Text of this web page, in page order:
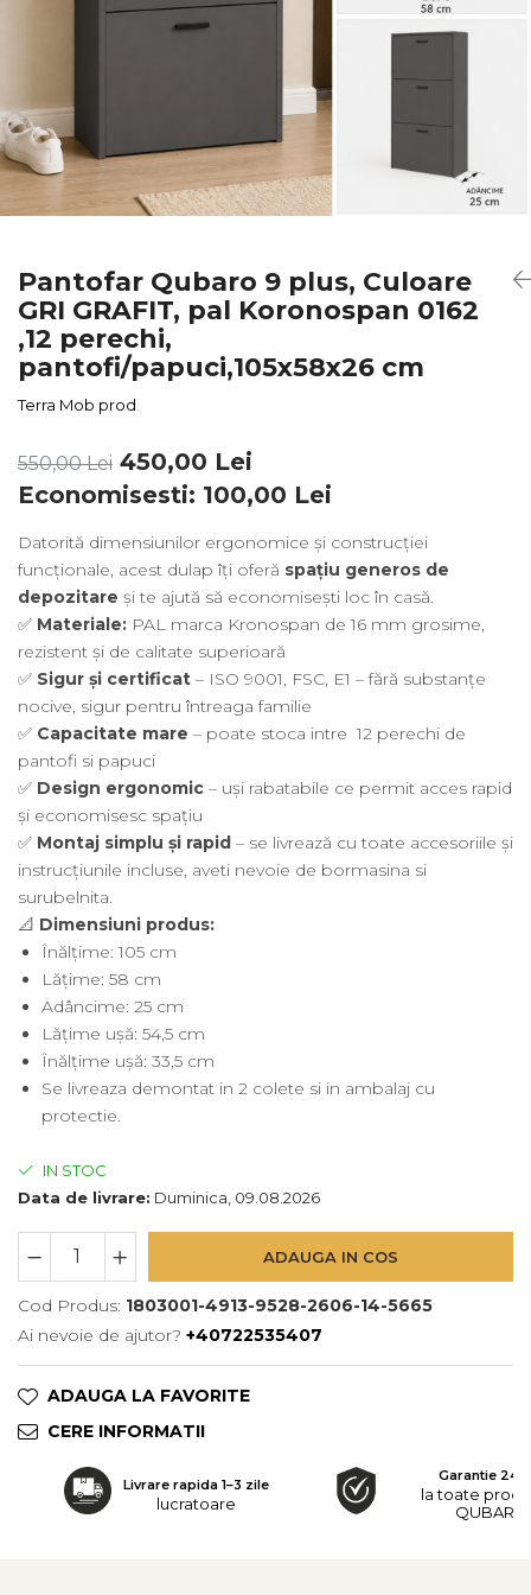
Pantofar Qubaro 9 plus, Culoare
GRI GRAFIT, pal Koronospan 0162
,12 perechi,
pantofi/papuci,105x58x26 cm
Terra Mob prod
550,00 Lei 450,00 Lei
Economisesti: 100,00 Lei
Datorită dimensiunilor ergonomice și construcției
funcționale, acest dulap îți oferă spațiu generos de
depozitare și te ajută să economisești loc în casă.
✅ Materiale: PAL marca Kronospan de 16 mm grosime,
rezistent și de calitate superioară
✅ Sigur și certificat – ISO 9001, FSC, E1 – fără substanțe
nocive, sigur pentru întreaga familie
✅ Capacitate mare – poate stoca intre 12 perechi de
pantofi si papuci
✅ Design ergonomic – uși rabatabile ce permit acces rapid
și economisesc spațiu
✅ Montaj simplu și rapid – se livrează cu toate accesoriile și
instrucțiunile incluse, aveti nevoie de bormasina si
surubelnita.
📐 Dimensiuni produs:
Înălțime: 105 cm
Lățime: 58 cm
Adâncime: 25 cm
Lățime ușă: 54,5 cm
Înălțime ușă: 33,5 cm
Se livreaza demontat in 2 colete si in ambalaj cu
protectie.
IN STOC
Data de livrare: Duminica, 09.08.2026
ADAUGA IN COS
Cod Produs: 1803001-4913-9528-2606-14-5665
Ai nevoie de ajutor? +40722535407
ADAUGA LA FAVORITE
CERE INFORMATII
Livrare rapida 1–3 zile
lucratoare
Garantie 24
la toate
QUBARO